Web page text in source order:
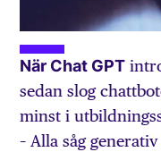
När Chat GPT
sedan slog
minst i
– Alla såg